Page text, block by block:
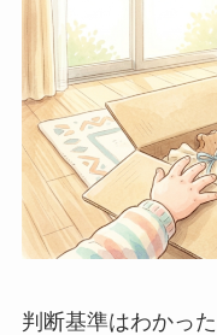
判断基準はわかっ